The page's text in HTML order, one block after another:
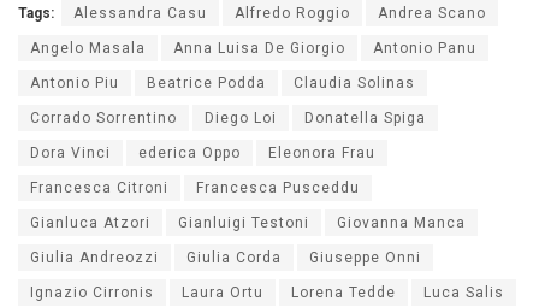
Tags: Alessandra Casu Alfredo Roggio Andrea Scano
Angelo Masala Anna Luisa De Giorgio Antonio Panu
Antonio Piu Beatrice Podda Claudia Solinas
Corrado Sorrentino Diego Loi Donatella Spiga
Dora Vinci ederica Oppo Eleonora Frau
Francesca Citroni Francesca Pusceddu
Gianluca Atzori Gianluigi Testoni Giovanna Manca
Giulia Andreozzi Giulia Corda Giuseppe Onni
Ignazio Cirronis Laura Ortu Lorena Tedde Luca Salis